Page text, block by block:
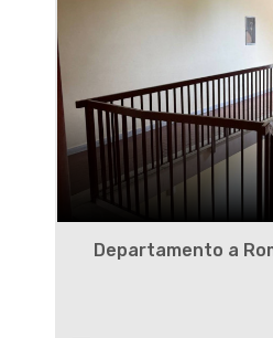
Departamento a